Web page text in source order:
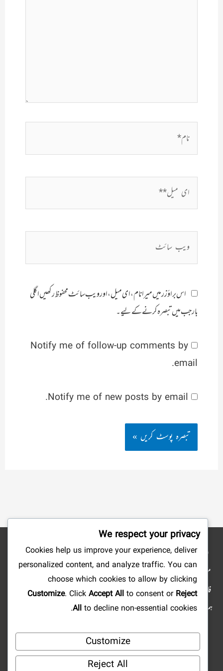
میل**
اس براؤزر میں میرا نام، ای میل، اور ویب سائٹ محفوظ رکھیں اگلی
بار جب میں تبصرہ کرنے کےلیے۔
Notify me of follow-up comments by
email.
Notify me of new posts by email.
نوٹ: شائع کردہ مضامین وکتب کے جملہ حقوق بحق ناشرین ومصنفین محفوظ ہیں۔ ہمارا
مقصد صرف علم وتحقیق وتلاش وجستجو میں سہولت پیدا کرنا ہے، لہذا: ویب سائٹ کا مالی
فائدہ کے لئے استعمال کرنا منوع ہے، آپ علمی مضامین ومستند دینی کتابیں ارسال فرما کر
ہمارا تعاون کرسکتے ہیں اور رب کریم کے یہاں اجر عظیم پا سکتے ہیں۔ اور اگر آپ کو کہیں بھی
ایڈریس: Qalam@eSabaq.com |
Mislami.com@gmail.com
We respect your privacy
Cookies help us improve your experience, deliver
personalized content, and analyze traffic. You can
choose which cookies to allow by clicking
Customize. ClickAccept Allto consent orReject
Allto decline non-essential cookies.
Customize
Reject All